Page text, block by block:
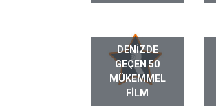
DENIZDE
GEÇEN 50
MÜKEMMEL
FILM